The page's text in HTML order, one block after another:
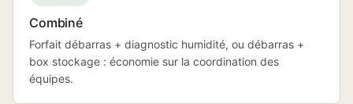
Combiné
Forfait débarras + diagnostic humidité, ou débarras +
box stockage : économie sur la coordination des
équipes.